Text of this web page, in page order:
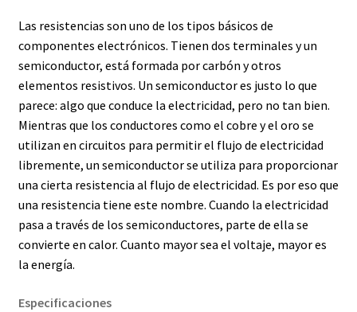
Las resistencias son uno de los tipos básicos de
componentes electrónicos. Tienen dos terminales y un
semiconductor, está formada por carbón y otros
elementos resistivos. Un semiconductor es justo lo que
parece: algo que conduce la electricidad, pero no tan bien.
Mientras que los conductores como el cobre y el oro se
utilizan en circuitos para permitir el flujo de electricidad
libremente, un semiconductor se utiliza para proporcionar
una cierta resistencia al flujo de electricidad. Es por eso que
una resistencia tiene este nombre. Cuando la electricidad
pasa a través de los semiconductores, parte de ella se
convierte en calor. Cuanto mayor sea el voltaje, mayor es
la energía.
Especificaciones